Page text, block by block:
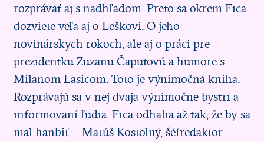
rozprávať aj s nadhľadom. Preto sa okrem Fica
dozviete veľa aj o Leškovi. O jeho
novinárskych rokoch, ale aj o práci pre
prezidentku Zuzanu Čaputovú a humore s
Milanom Lasicom. Toto je výnimočná kniha.
Rozprávajú sa v nej dvaja výnimočne bystrí a
informovaní ľudia. Fica odhalia až tak, že by sa
mal hanbiť. - Matúš Kostolný, šéfredaktor